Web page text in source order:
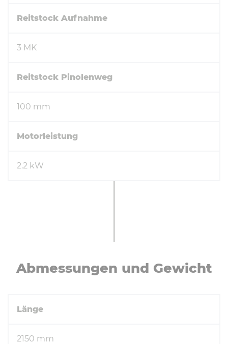
Reitstock Aufnahme
3 MK
Reitstock Pinolenweg
100 mm
Motorleistung
2.2 kW
Ab­mes­sun­gen und Gewicht
Länge
2150 mm